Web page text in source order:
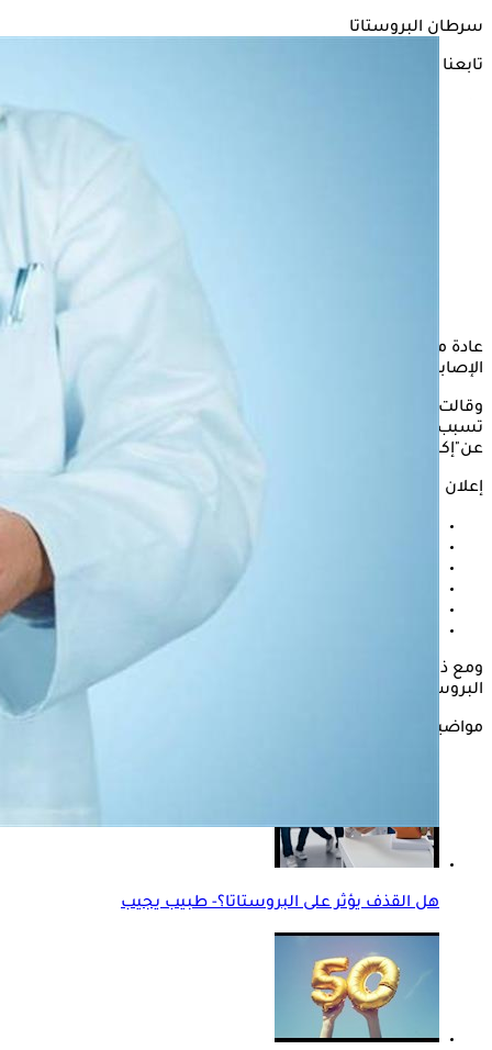
سرطان البروستاتا
تابعنا على
عادة ما يتطور سرطان البروستات ببطء، لذلك قد لا تظهر علامات
الإصابة بالمرض لعدة سنوات.
وقالت إدارة الصحة الوطنية البريطانية NHS، إن الحالة المرضية هذه
تسبب اضطرابات، وفق ما جاء في "روسيا اليوم" نقلا
عن"إكسبريس" تشمل:
إعلان
الشعور بأن المثانة لم تفرغ بالكامل.
دم في البول أو دم في السائل المنوي.
ومع ذلك، فإن هذه الأعراض لا تعني دائما أنك مصاب بسرطان
البروستات.
مواضيع ذات صلة
هل القذف يؤثر على البروستاتا؟- طبيب يجيب